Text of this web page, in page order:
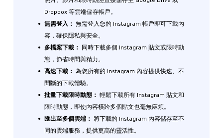
Dropbox 等雲端儲存帳戶。
無需登入： 無需登入您的 Instagram 帳戶即可下載內
容，確保隱私與安全。
多檔案下載： 同時下載多個 Instagram 貼文或限時動
態，節省時間與精力。
高速下載： 為您所有的 Instagram 內容提供快速、不
間斷的下載體驗。
批量下載限時動態： 輕鬆下載所有 Instagram 貼文和
限時動態，即使內容橫跨多個貼文也毫無麻煩。
匯出至多個雲端： 將下載的 Instagram 內容儲存至不
同的雲端服務，提供更高的靈活性。